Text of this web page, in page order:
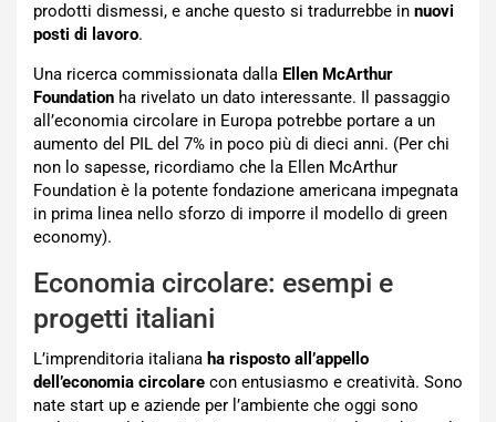
prodotti dismessi, e anche questo si tradurrebbe in nuovi
posti di lavoro.
Una ricerca commissionata dalla Ellen McArthur
Foundation ha rivelato un dato interessante. Il passaggio
all’economia circolare in Europa potrebbe portare a un
aumento del PIL del 7% in poco più di dieci anni. (Per chi
non lo sapesse, ricordiamo che la Ellen McArthur
Foundation è la potente fondazione americana impegnata
in prima linea nello sforzo di imporre il modello di green
economy).
Economia circolare: esempi e
progetti italiani
L’imprenditoria italiana ha risposto all’appello
dell’economia circolare con entusiasmo e creatività. Sono
nate start up e aziende per l’ambiente che oggi sono